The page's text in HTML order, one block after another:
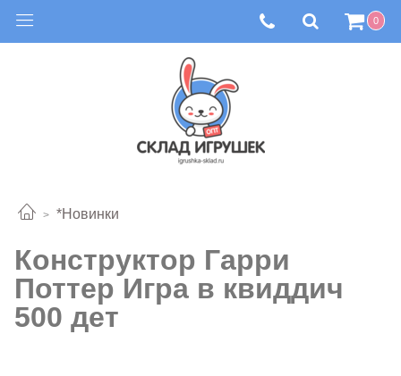
0
*Новинки
Конструктор Гарри
Поттер Игра в квиддич
500 дет